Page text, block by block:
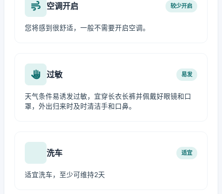
空调开启 较少开启
您将感到很舒适，一般不需要开启空调。
过敏 易发
天气条件易诱发过敏，宜穿长衣长裤并佩戴好眼镜和口
罩，外出归来时及时清洁手和口鼻。
洗车 适宜
适宜洗车，至少可维持2天